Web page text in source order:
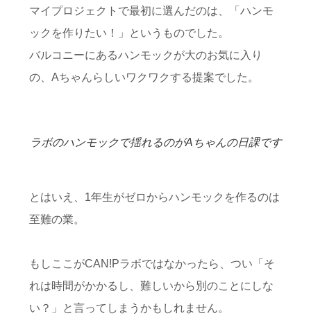
マイプロジェクトで最初に選んだのは、「ハンモ
ックを作りたい！」というものでした。
バルコニーにあるハンモックが大のお気に入り
の、Aちゃんらしいワクワクする提案でした。
ラボのハンモックで揺れるのがAちゃんの日課です
とはいえ、1年生がゼロからハンモックを作るのは
至難の業。
もしここがCAN!Pラボではなかったら、つい「そ
れは時間がかかるし、難しいから別のことにしな
い？」と言ってしまうかもしれません。